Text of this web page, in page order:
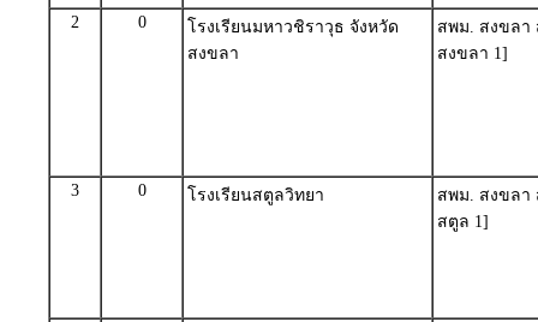
2 0
โรงเรียนมหาวชิราวุธ จังหวัด
สงขลา
สพม. สงขลา
สงขลา 1]
3 0 โรงเรียนสตูลวิทยา
สพม. สงขลา
สตูล 1]